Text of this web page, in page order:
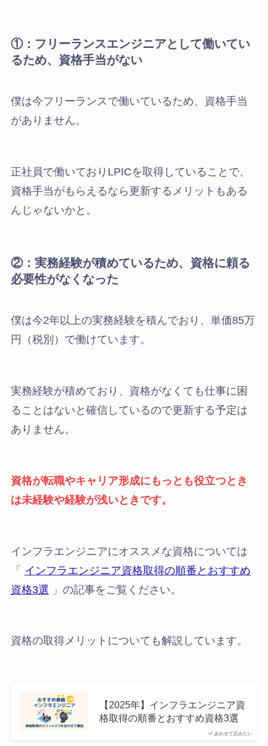
①：フリーランスエンジニアとして働いてい
るため、資格手当がない
僕は今フリーランスで働いているため、資格手当
がありません。
正社員で働いておりLPICを取得していることで、
資格手当がもらえるなら更新するメリットもある
んじゃないかと。
②：実務経験が積めているため、資格に頼る
必要性がなくなった
僕は今2年以上の実務経験を積んでおり、単価85万
円（税別）で働けています。
実務経験が積めており、資格がなくても仕事に困
ることはないと確信しているので更新する予定は
ありません。
資格が転職やキャリア形成にもっとも役立つとき
は未経験や経験が浅いときです。
インフラエンジニアにオススメな資格については
「
インフラエンジニア資格取得の順番とおすすめ
資格3選 」の記事をご覧ください。
資格の取得メリットについても解説しています。
あわせて読みたい
【2025年】インフラエンジニア資
格取得の順番とおすすめ資格3選